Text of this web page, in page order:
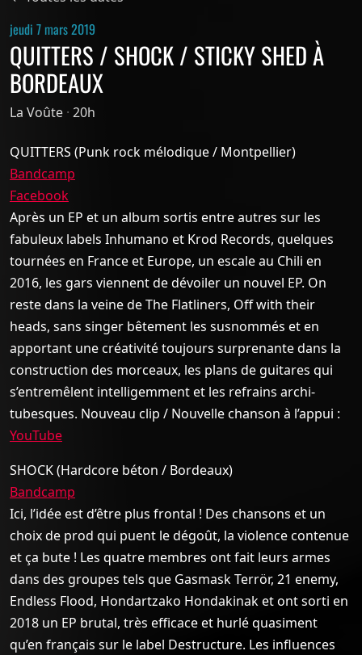
jeudi 7 mars 2019
QUITTERS / SHOCK / STICKY SHED À
BORDEAUX
La Voûte · 20h
QUITTERS (Punk rock mélodique / Montpellier)
Bandcamp
Facebook
Après un EP et un album sortis entre autres sur les
fabuleux labels Inhumano et Krod Records, quelques
tournées en France et Europe, un escale au Chili en
2016, les gars viennent de dévoiler un nouvel EP. On
reste dans la veine de The Flatliners, Off with their
heads, sans singer bêtement les susnommés et en
apportant une créativité toujours surprenante dans la
construction des morceaux, les plans de guitares qui
s’entremêlent intelligemment et les refrains archi-
tubesques. Nouveau clip / Nouvelle chanson à l’appui :
YouTube
SHOCK (Hardcore béton / Bordeaux)
Bandcamp
Ici, l’idée est d’être plus frontal ! Des chansons et un
choix de prod qui puent le dégoût, la violence contenue
et ça bute ! Les quatre membres ont fait leurs armes
dans des groupes tels que Gasmask Terrör, 21 enemy,
Endless Flood, Hondartzako Hondakinak et ont sorti en
2018 un EP brutal, très efficace et hurlé quasiment
qu’en français sur le label Destructure. Les influences